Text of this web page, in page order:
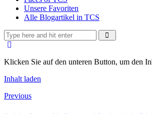
Unsere Favoriten
Alle Blogartikel in TCS
Klicken Sie auf den unteren Button, um den
Inhalt laden
Beitragsnavigation
Previous